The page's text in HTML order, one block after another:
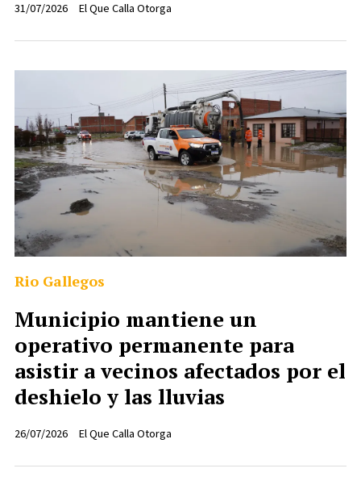
El Que Calla Otorga
31/07/2026
Municipio mantiene un
operativo permanente para
asistir a vecinos afectados por el
deshielo y las lluvias
El Que Calla Otorga
Rio Gallegos
26/07/2026